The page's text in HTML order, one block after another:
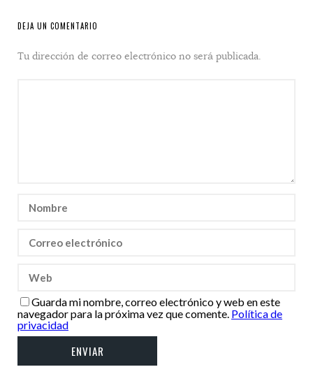
DEJA UN COMENTARIO
Tu dirección de correo electrónico no será publicada.
Guarda mi nombre, correo electrónico y web en este
navegador para la próxima vez que comente. Política de
privacidad